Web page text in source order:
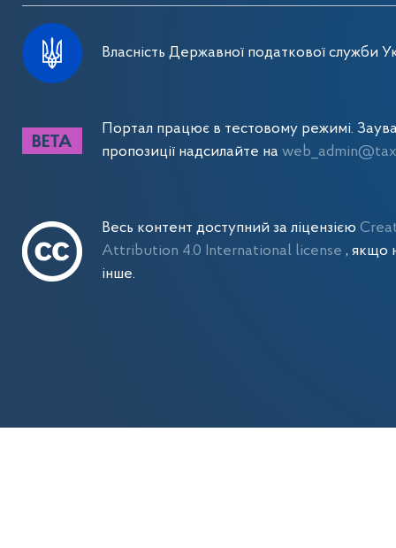
Власність Державної податкової служби
Портал працює в тестовому режимі.
пропозиції надсилайте на
Весь контент доступний за ліцензією
Attribution 4.0 International license , якщо
інше.